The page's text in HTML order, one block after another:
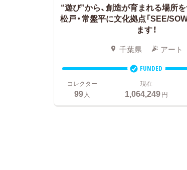
“遊び”から、創造が育まれる場所を
松戸・常盤平に文化拠点「SEE/
ます！
千葉県 アート
FUNDED
コレクター
99人
現在
1,064,249円